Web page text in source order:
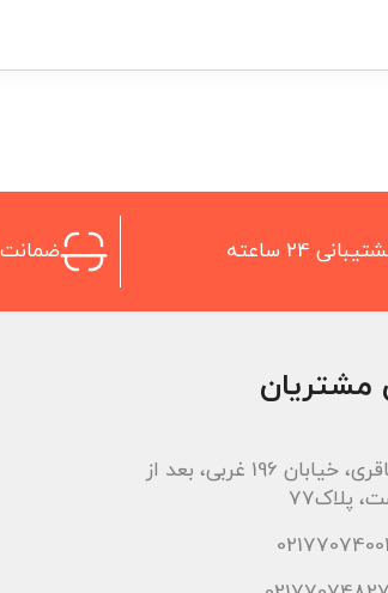
24 ساعته ضمانت
مشتریان
اتوبان باقری، خیابان 196 غربی، بعد از
پلاک77